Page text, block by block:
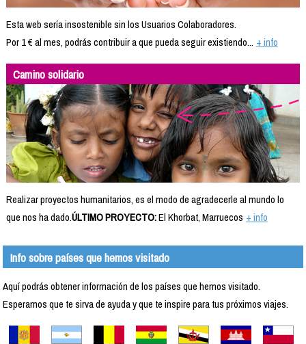
Esta web sería insostenible sin los Usuarios Colaboradores.
Por 1 € al mes, podrás contribuir a que pueda seguir existiendo... + info
Camino solidario
Realizar proyectos humanitarios, es el modo de agradecerle al mundo lo
que nos ha dado.ÚLTIMO PROYECTO:El Khorbat, Marruecos + info
Info sobre países que hemos visitado
Aquí podrás obtener información de los países que hemos visitado.
Esperamos que te sirva de ayuda y que te inspire para tus próximos viajes.